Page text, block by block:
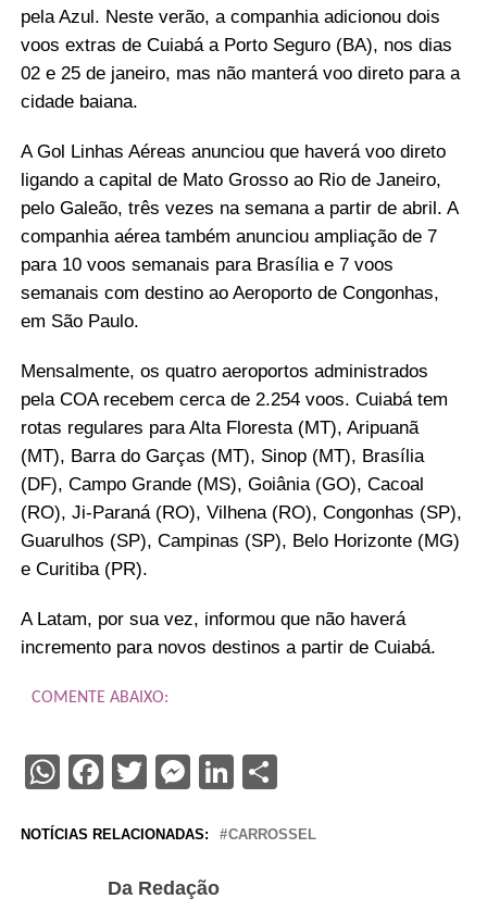
pela Azul. Neste verão, a companhia adicionou dois
voos extras de Cuiabá a Porto Seguro (BA), nos dias
02 e 25 de janeiro, mas não manterá voo direto para a
cidade baiana.
A Gol Linhas Aéreas anunciou que haverá voo direto
ligando a capital de Mato Grosso ao Rio de Janeiro,
pelo Galeão, três vezes na semana a partir de abril. A
companhia aérea também anunciou ampliação de 7
para 10 voos semanais para Brasília e 7 voos
semanais com destino ao Aeroporto de Congonhas,
em São Paulo.
Mensalmente, os quatro aeroportos administrados
pela COA recebem cerca de 2.254 voos. Cuiabá tem
rotas regulares para Alta Floresta (MT), Aripuanã
(MT), Barra do Garças (MT), Sinop (MT), Brasília
(DF), Campo Grande (MS), Goiânia (GO), Cacoal
(RO), Ji-Paraná (RO), Vilhena (RO), Congonhas (SP),
Guarulhos (SP), Campinas (SP), Belo Horizonte (MG)
e Curitiba (PR).
A Latam, por sua vez, informou que não haverá
incremento para novos destinos a partir de Cuiabá.
COMENTE ABAIXO:
WhatsApp
Facebook
Twitter
Messenger
LinkedIn
Share
NOTÍCIAS RELACIONADAS: CARROSSEL
Da Redação